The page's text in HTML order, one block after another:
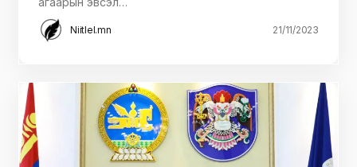
Niitlel.mn 21/11/2023